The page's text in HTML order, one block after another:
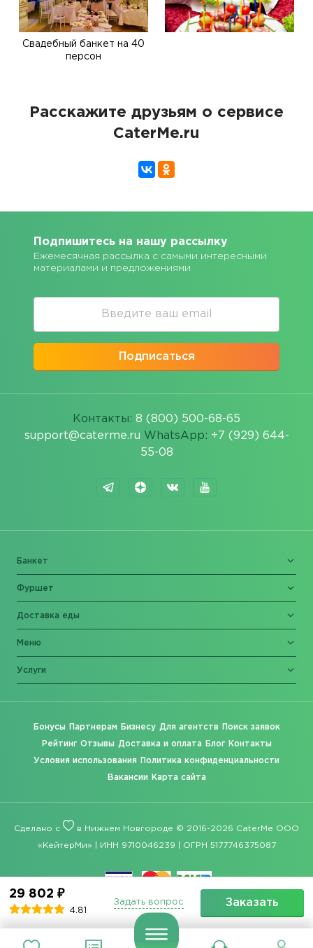
29 802 ₽
4.81
Заказать
Задать вопрос
Свадебный банкет на 40
персон
Расскажите друзьям о сервисе
CaterMe.ru
Подпишитесь на нашу рассылку
Ежемесячная рассылка с самыми интересными
материалами и предложениями
Подписаться
Контакты: 8 (800) 500-68-65
support@caterme.ru WhatsApp: +7 (929) 644-
55-08
Банкет
Фуршет
Доставка еды
Меню
Услуги
Бонусы Партнерам Бизнесу Для агентств Поиск заявок
Рейтинг Отзывы Доставка и оплата Блог Контакты
Условия использования Политика конфиденциальности
Вакансии Карта сайта
Сделано с в Нижнем Новгороде © 2016-2026 CaterMe ООО
«КейтерМи» | ИНН 9710046239 | ОГРН 5177746375087